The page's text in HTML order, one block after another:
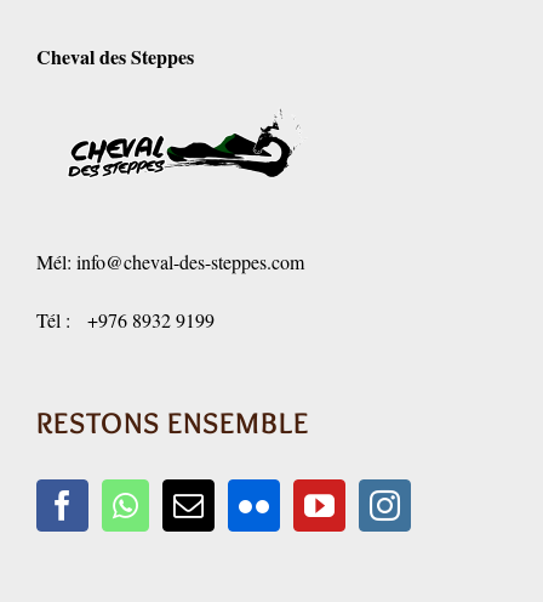
Cheval des Steppes
Mél: info@cheval-des-steppes.com
Tél : +976 8932 9199
RESTONS ENSEMBLE